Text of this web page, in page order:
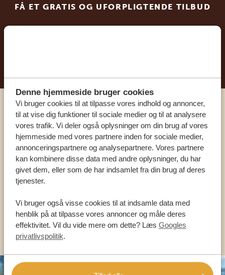
Denne hjemmeside bruger cookies
Vi bruger cookies til at tilpasse vores indhold og annoncer,
til at vise dig funktioner til sociale medier og til at analysere
vores trafik. Vi deler også oplysninger om din brug af vores
hjemmeside med vores partnere inden for sociale medier,
annonceringspartnere og analysepartnere. Vores partnere
kan kombinere disse data med andre oplysninger, du har
givet dem, eller som de har indsamlet fra din brug af deres
tjenester.
Vi bruger også visse cookies til at indsamle data med
henblik på at tilpasse vores annoncer og måle deres
effektivitet. Vil du vide mere om dette? Læs Googles
privatlivspolitik.
FÅ ET GRATIS OG UFORPLIGTENDE TILBUD
Ring til en ekspert
VORES SPECIALISTER ER HER FOR AT
HJÆLPE DIG
KONTAKT OS